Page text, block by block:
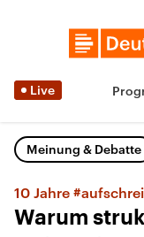
Live
Meinung & Debatte
10 Jahre #aufschrei
Warum